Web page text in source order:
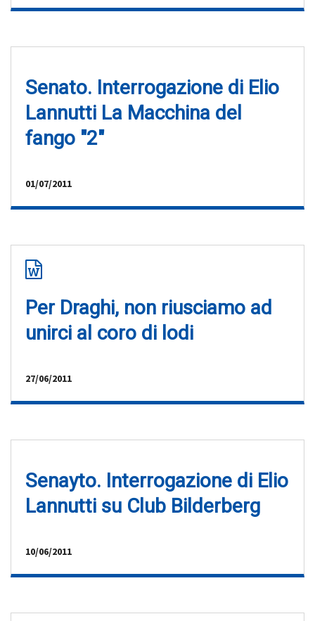
Senato. Interrogazione di Elio
Lannutti La Macchina del
fango "2"
01/07/2011
Per Draghi, non riusciamo ad
unirci al coro di lodi
27/06/2011
Senayto. Interrogazione di Elio
Lannutti su Club Bilderberg
10/06/2011